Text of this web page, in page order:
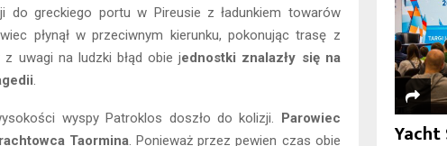
do greckiego portu w Pireusie z ładunkiem towarów
płynął w przeciwnym kierunku, pokonując trasę z
uwagi na ludzki błąd obie jednostki znalazły się na
wyspy Patroklos doszło do kolizji. Parowiec
Taormina . Ponieważ przez pewien czas obie
Yacht